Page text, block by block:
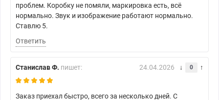
проблем. Коробку не помяли, маркировка есть, всё
нормально. Звук и изображение работают нормально.
Ставлю 5.
Ответить
Станислав Ф. пишет: 24.04.2026 0
Заказ приехал быстро, всего за несколько дней. С